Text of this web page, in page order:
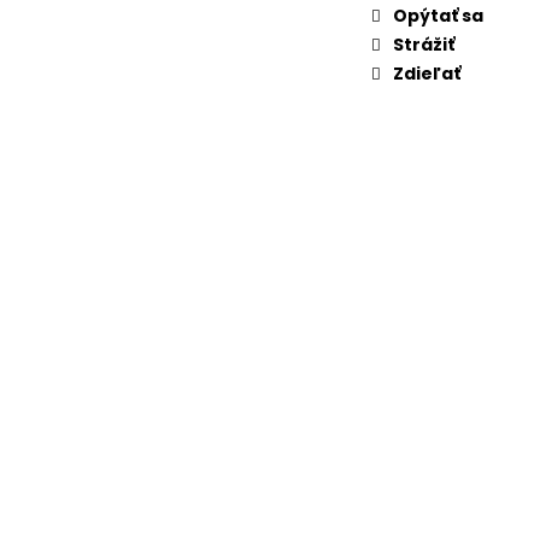
Opýtať sa
Strážiť
Zdieľať